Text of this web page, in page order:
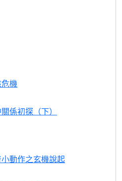
機
係初探（下）
動作之玄機說起